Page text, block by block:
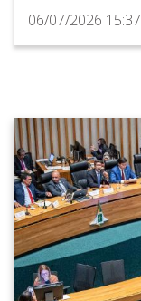
06/07/2026 15:37